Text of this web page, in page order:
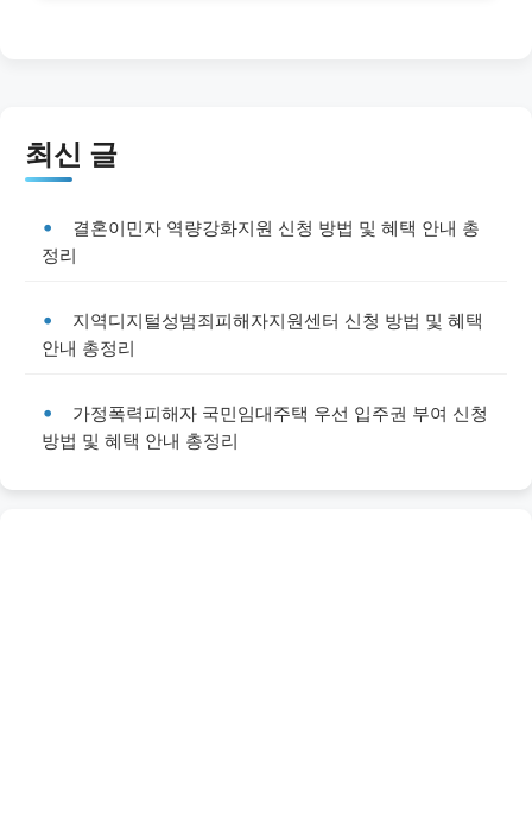
최신 글
결혼이민자 역량강화지원 신청 방법 및 혜택 안내 총
정리
지역디지털성범죄피해자지원센터 신청 방법 및 혜택
안내 총정리
가정폭력피해자 국민임대주택 우선 입주권 부여 신청
방법 및 혜택 안내 총정리